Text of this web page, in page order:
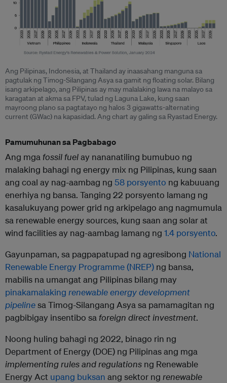
Ang Pilipinas, Indonesia, at Thailand ay inaasahang manguna sa
pagtulak ng Timog-Silangang Asya sa gamit ng floating solar. Bilang
isang arkipelago, ang Pilipinas ay may malalaking lawa na malayo sa
karagatan at akma sa FPV, tulad ng Laguna Lake, kung saan
mayroong plano sa pagtatayo ng halos 3 gigawatts-alternating
current (GWac) na kapasidad. Ang chart ay galing sa Ryastad Energy.
Pamumuhunan sa Pagbabago
Ang mga fossil fuelay nananatiling bumubuo ng
malaking bahagi ng energy mix ng Pilipinas, kung saan
ang coal ay nag-aambag ng 58 porsyento ng kabuuang
enerhiya ng bansa. Tanging 22 porsyento lamang ng
kasalukuyang power grid ng arkipelago ang nagmumula
sa renewable energy sources, kung saan ang solar at
wind facilities ay nag-aambag lamang ng 1.4 porsyento.
Gayunpaman, sa pagpapatupad ng agresibong National
Renewable Energy Programme (NREP) ng bansa,
mabilis na umangat ang Pilipinas bilang may
pinakamalaking renewable energy development
pipelinesa Timog-Silangang Asya sa pamamagitan ng
pagbibigay insentibo sa foreign direct investment.
Noong huling bahagi ng 2022, binago rin ng
Department of Energy (DOE) ng Pilipinas ang mga
implementing rules and regulations ng Renewable
Energy Act upang buksan ang sektor ng renewable